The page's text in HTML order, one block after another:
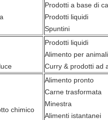
Prodotti a base di
Prodotti liquidi
Spuntini
Prodotti liquidi
Alimento per
Curry & prodotti ad
chimico
Alimento pronto
Carne trasformata
Minestra
Alimenti istantanei